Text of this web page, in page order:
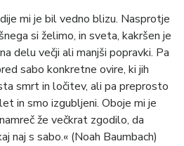
mi je bil vedno blizu. Nasprotje
si želimo, in sveta, kakršen je
delu večji ali manjši popravki. Pa
sabo konkretne ovire, ki jih
smrt in ločitev, ali pa preprosto
in smo izgubljeni. Oboje mi je
že večkrat zgodilo, da
naj s sabo.« (Noah Baumbach)